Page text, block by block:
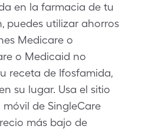
en la farmacia de tu
puedes utilizar ahorros
Medicare o
o Medicaid no
receta de Ifosfamida,
su lugar. Usa el sitio
de SingleCare
más bajo de